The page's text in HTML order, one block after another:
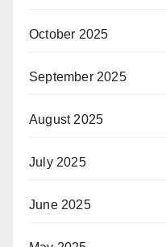
October 2025
September 2025
August 2025
July 2025
June 2025